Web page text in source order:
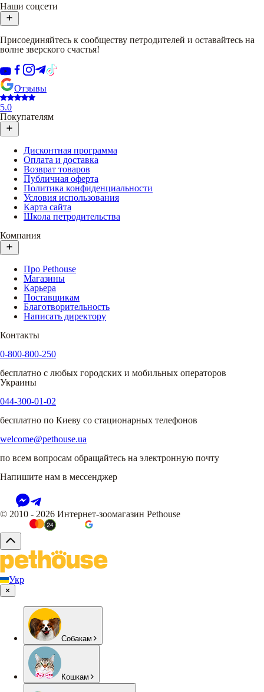
Наши соцсети
Присоединяйтесь к сообществу петродителей и оставайтесь на
волне зверского счастья!
Отзывы
5.0
Покупателям
Дисконтная программа
Оплата и доставка
Возврат товаров
Публичная оферта
Политика конфиденциальности
Условия использования
Карта сайта
Школа петродительства
Компания
Про Pethouse
Магазины
Карьера
Поставщикам
Благотворительность
Написать директору
Контакты
0-800-800-250
бесплатно с любых городских и мобильных операторов
Украины
044-300-01-02
бесплатно по Киеву со стационарных телефонов
welcome@pethouse.ua
по всем вопросам обращайтесь на электронную почту
Напишите нам в мессенджер
© 2010 - 2026 Интернет-зоомагазин Pethouse
Укр
Собакам
Кошкам